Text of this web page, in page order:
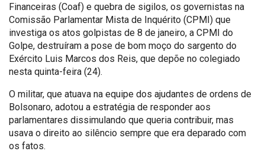
Financeiras (Coaf) e quebra de sigilos, os governistas na
Comissão Parlamentar Mista de Inquérito (CPMI) que
investiga os atos golpistas de 8 de janeiro, a CPMI do
Golpe, destruíram a pose de bom moço do sargento do
Exército Luis Marcos dos Reis, que depõe no colegiado
nesta quinta-feira (24).
O militar, que atuava na equipe dos ajudantes de ordens de
Bolsonaro, adotou a estratégia de responder aos
parlamentares dissimulando que queria contribuir, mas
usava o direito ao silêncio sempre que era deparado com
os fatos.